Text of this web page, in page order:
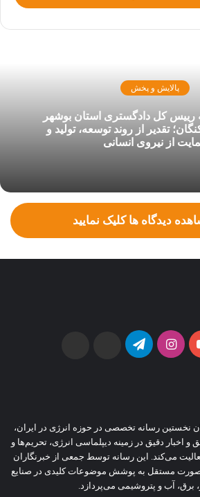
پالایش و پخش
رییس کل دادگستری استان بوشهر
تقدیر از روند توسعه، تولید و
از نیروی انسانی
دیدگاه ها کلیک نمایید
یوتیوباینستاگرامتلگرام
نخستین رسانه تخصصی در حوزه انرژی در ایران،
و اخبار دقیق در زمینه دیپلماسی انرژی، تحریم‌ها و
می‌کند. این رسانه توسط جمعی از خبرنگاران
مستقل به پوشش موضوعات کلیدی در صنایع
برق، آب و پتروشیمی می‌پردازد.